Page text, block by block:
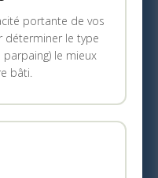
portante de vos
déterminer le type
le mieux
bâti.